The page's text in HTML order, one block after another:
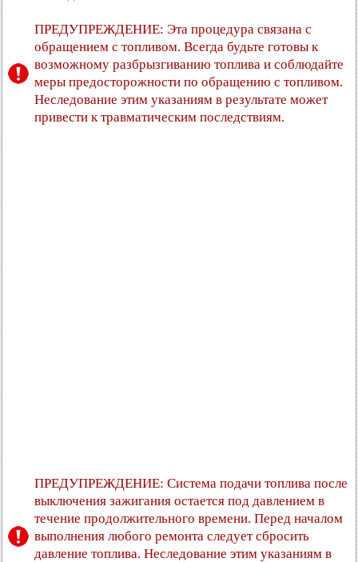
ПРЕДУПРЕЖДЕНИЕ: Эта процедура связана с
обращением с топливом. Всегда будьте готовы к
возможному разбрызгиванию топлива и соблюдайте
меры предосторожности по обращению с топливом.
Неследование этим указаниям в результате может
привести к травматическим последствиям.
ПРЕДУПРЕЖДЕНИЕ: Система подачи топлива после
выключения зажигания остается под давлением в
течение продолжительного времени. Перед началом
выполнения любого ремонта следует сбросить
давление топлива. Неследование этим указаниям в